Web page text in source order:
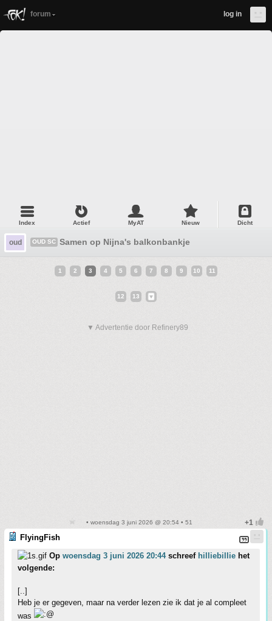
forum log in
Index Actief MyAT Nieuw Dicht
oud OUD SC Samen op Nijna's balkonbankje
1 2 3 4 5 6 7 8 9 10 11
12 13
▼ Advertentie door Refinery89
• woensdag 3 juni 2026 @ 20:54 • 51
FlyingFish
Op woensdag 3 juni 2026 20:44schreef hilliebillie het
volgende:
[..]
Heb je er gegeven, maar na verder lezen zie ik dat je al compleet
was